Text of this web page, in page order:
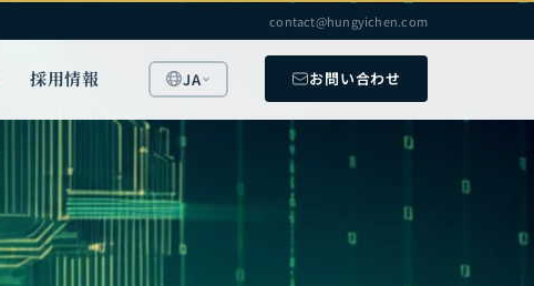
contact@hungyichen.com
採用情報 JA お問い合わせ